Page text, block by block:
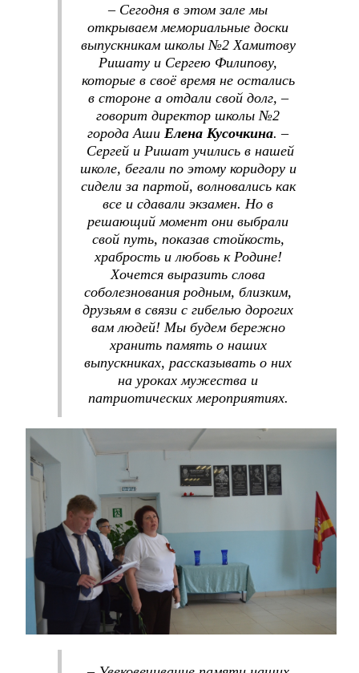
– Сегодня в этом зале мы
открываем мемориальные доски
выпускникам школы №2 Хамитову
Ришату и Сергею Филипову,
которые в своё время не остались
в стороне а отдали свой долг, –
говорит директор школы №2
города Аши Елена Кусочкина. –
Сергей и Ришат учились в нашей
школе, бегали по этому коридору и
сидели за партой, волновались как
все и сдавали экзамен. Но в
решающий момент они выбрали
свой путь, показав стойкость,
храбрость и любовь к Родине!
Хочется выразить слова
соболезнования родным, близким,
друзьям в связи с гибелью дорогих
вам людей! Мы будем бережно
хранить память о наших
выпускниках, рассказывать о них
на уроках мужества и
патриотических мероприятиях.